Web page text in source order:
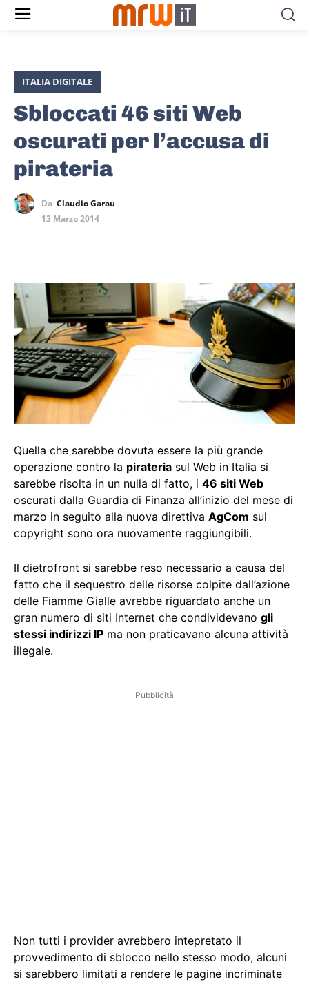
ITALIA DIGITALE
Sbloccati 46 siti Web
oscurati per l’accusa di
pirateria
Da Claudio Garau
13 Marzo 2014
Quella che sarebbe dovuta essere la più grande
operazione contro la pirateria sul Web in Italia si
sarebbe risolta in un nulla di fatto, i 46 siti Web
oscurati dalla Guardia di Finanza all’inizio del mese di
marzo in seguito alla nuova direttiva AgCom sul
copyright sono ora nuovamente raggiungibili.
Il dietrofront si sarebbe reso necessario a causa del
fatto che il sequestro delle risorse colpite dall’azione
delle Fiamme Gialle avrebbe riguardato anche un
gran numero di siti Internet che condividevano gli
stessi indirizzi IP ma non praticavano alcuna attività
illegale.
Pubblicità
Non tutti i provider avrebbero intepretato il
provvedimento di sblocco nello stesso modo, alcuni
si sarebbero limitati a rendere le pagine incriminate